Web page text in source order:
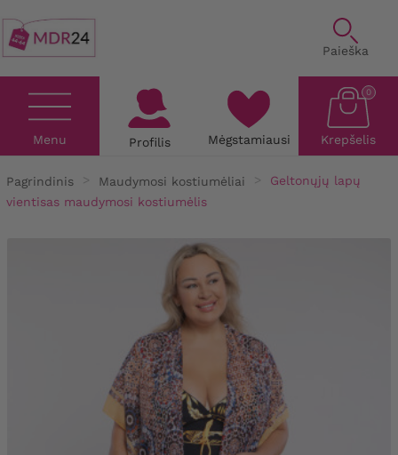
Paieška
Menu Profilis Mėgstamiausi Krepšelis
0
Pagrindinis Maudymosi kostiumėliai
Geltonųjų lapų
vientisas maudymosi kostiumėlis